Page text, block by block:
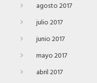
agosto 2017
julio 2017
junio 2017
mayo 2017
abril 2017